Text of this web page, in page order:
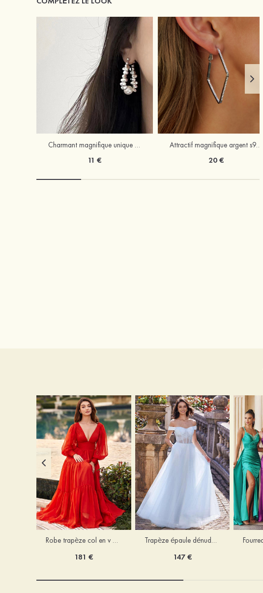
Charmant magnifique unique perle boucles d'oreilles
11 €
Attractif magnifique argent s925 zircon boucles d'oreilles
20 €
Robe trapèze col en v mousseline ras du sol robe de bal
181 €
Trapèze épaule dénudée tulle ras du sol robe de bal
147 €